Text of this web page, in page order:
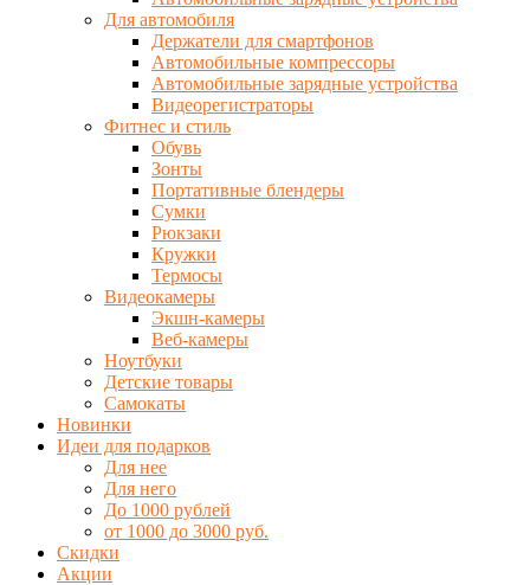
Для автомобиля
Держатели для смартфонов
Автомобильные компрессоры
Автомобильные зарядные устройства
Видеорегистраторы
Фитнес и стиль
Обувь
Зонты
Портативные блендеры
Сумки
Рюкзаки
Кружки
Термосы
Видеокамеры
Экшн-камеры
Веб-камеры
Ноутбуки
Детские товары
Самокаты
Новинки
Идеи для подарков
Для нее
Для него
До 1000 рублей
от 1000 до 3000 руб.
Скидки
Акции